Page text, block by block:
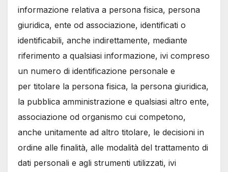
informazione relativa a persona fisica, persona
giuridica, ente od associazione, identificati o
identificabili, anche indirettamente, mediante
riferimento a qualsiasi informazione, ivi compreso
un numero di identificazione personale e
per titolare la persona fisica, la persona giuridica,
la pubblica amministrazione e qualsiasi altro ente,
associazione od organismo cui competono,
anche unitamente ad altro titolare, le decisioni in
ordine alle finalità, alle modalità del trattamento di
dati personali e agli strumenti utilizzati, ivi